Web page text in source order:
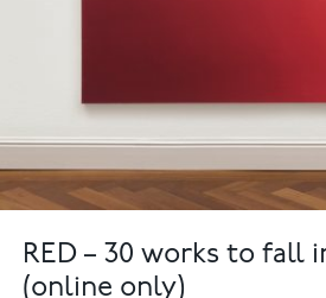
RED – 30 works to fall
(online only)